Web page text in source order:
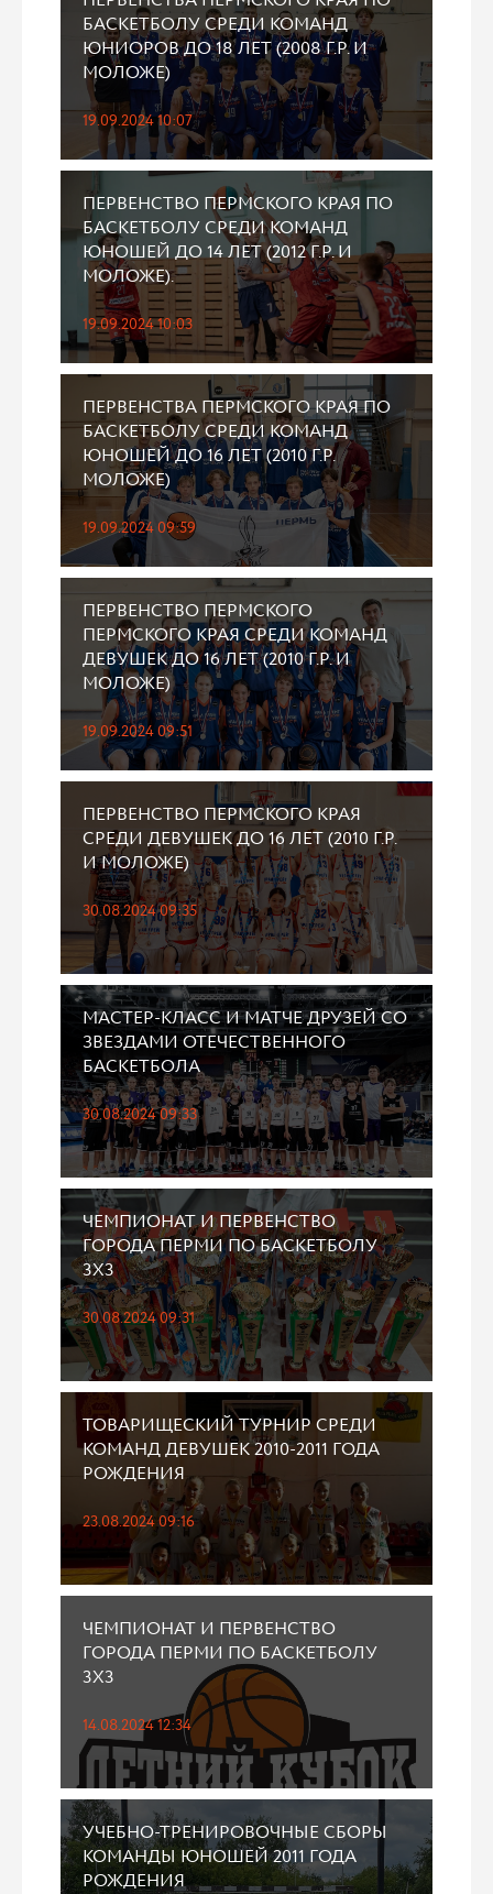
БАСКЕТБОЛУ СРЕДИ КОМАНД
ЮНИОРОВ ДО 18 ЛЕТ (2008 Г.Р. И
МОЛОЖЕ)
19.09.2024 10:07
ПЕРВЕНСТВО ПЕРМСКОГО КРАЯ ПО
БАСКЕТБОЛУ СРЕДИ КОМАНД
ЮНОШЕЙ ДО 14 ЛЕТ (2012 Г.Р. И
МОЛОЖЕ).
19.09.2024 10:03
ПЕРВЕНСТВА ПЕРМСКОГО КРАЯ ПО
БАСКЕТБОЛУ СРЕДИ КОМАНД
ЮНОШЕЙ ДО 16 ЛЕТ (2010 Г.Р.
МОЛОЖЕ)
19.09.2024 09:59
ПЕРВЕНСТВО ПЕРМСКОГО
ПЕРМСКОГО КРАЯ СРЕДИ КОМАНД
ДЕВУШЕК ДО 16 ЛЕТ (2010 Г.Р. И
МОЛОЖЕ)
19.09.2024 09:51
ПЕРВЕНСТВО ПЕРМСКОГО КРАЯ
СРЕДИ ДЕВУШЕК ДО 16 ЛЕТ (2010 Г.Р.
И МОЛОЖЕ)
30.08.2024 09:35
МАСТЕР-КЛАСС И МАТЧЕ ДРУЗЕЙ СО
ЗВЕЗДАМИ ОТЕЧЕСТВЕННОГО
БАСКЕТБОЛА
30.08.2024 09:33
ЧЕМПИОНАТ И ПЕРВЕНСТВО
ГОРОДА ПЕРМИ ПО БАСКЕТБОЛУ
3Х3
30.08.2024 09:31
ТОВАРИЩЕСКИЙ ТУРНИР СРЕДИ
КОМАНД ДЕВУШЕК 2010-2011 ГОДА
РОЖДЕНИЯ
23.08.2024 09:16
ЧЕМПИОНАТ И ПЕРВЕНСТВО
ГОРОДА ПЕРМИ ПО БАСКЕТБОЛУ
3Х3
14.08.2024 12:34
УЧЕБНО-ТРЕНИРОВОЧНЫЕ СБОРЫ
КОМАНДЫ ЮНОШЕЙ 2011 ГОДА
РОЖДЕНИЯ